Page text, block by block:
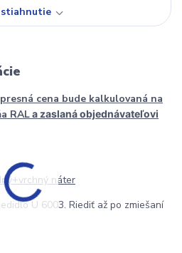
stiahnutie
cena bude kalkulovaná na
RALa zaslaná objednávateľovi
náter
U 6003. Riediť až po zmiešaní